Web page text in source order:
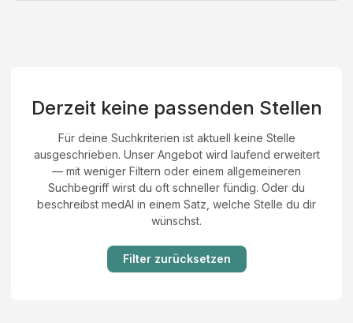
Derzeit keine passenden Stellen
Für deine Suchkriterien ist aktuell keine Stelle
ausgeschrieben. Unser Angebot wird laufend erweitert
— mit weniger Filtern oder einem allgemeineren
Suchbegriff wirst du oft schneller fündig. Oder du
beschreibst medAI in einem Satz, welche Stelle du dir
wünschst.
Filter zurücksetzen